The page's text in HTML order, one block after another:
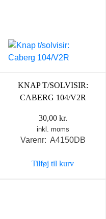
KNAP T/SOLVISIR:
CABERG 104/V2R
30,00 kr.
inkl. moms
Varenr: A4150DB
Tilføj til kurv